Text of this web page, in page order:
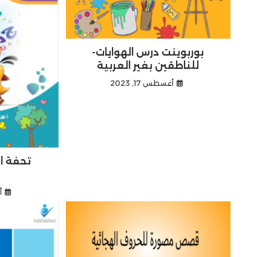
تحفة
بوربوينت درس الهوايات-
للناطقين بغير العربية
أغسطس 17, 2023